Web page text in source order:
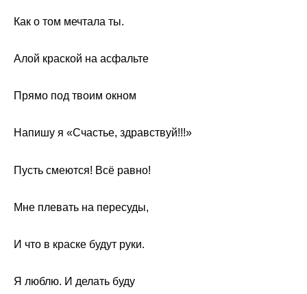
Как о том мечтала ты.
Алой краской на асфальте
Прямо под твоим окном
Напишу я «Счастье, здравствуй!!!»
Пусть смеются! Всё равно!
Мне плевать на пересуды,
И что в краске будут руки.
Я люблю. И делать буду